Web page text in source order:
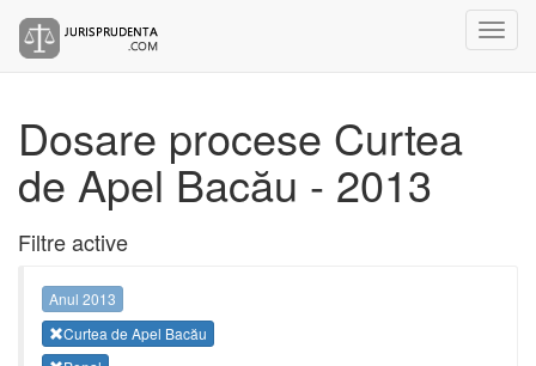
Dosare procese Curtea
de Apel Bacău - 2013
Filtre active
Anul 2013
Curtea de Apel Bacău